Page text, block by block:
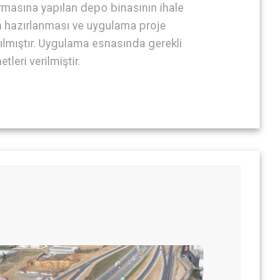
yapılan depo binasının ihale
hazırlanması ve uygulama proje
Uygulama esnasında gerekli
verilmiştir.